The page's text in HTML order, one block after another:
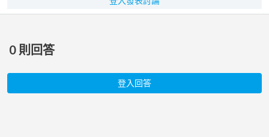
0 則回答
登入回答